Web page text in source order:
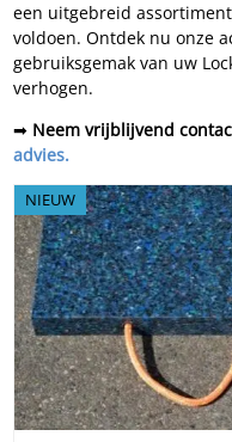
een uitgebreid
voldoen. Ontdek nu onze
gebruiksgemak van uw
verhogen.
➡ Neem vrijblijvend
advies.
NIEUW